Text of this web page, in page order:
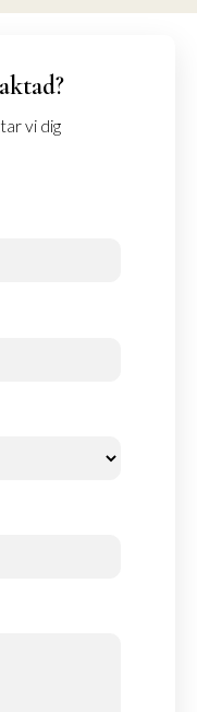
vi dig